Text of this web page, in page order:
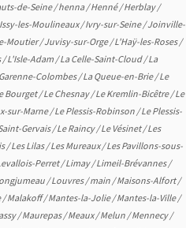
de-Seine/henna/Henné/Herblay/
les-Moulineaux/Ivry-sur-Seine/Joinville-
Moutier/Juvisy-sur-Orge/L'Haÿ-les-Roses/
/L'Isle-Adam /La Celle-Saint-Cloud/La
Colombes/La Queue-en-Brie/Le
Bourget/Le Chesnay/Le Kremlin-Bicêtre/Le
sur-Marne/Le Plessis-Robinson /Le Plessis-
Gervais/Le Raincy/Le Vésinet/Les
/Les Lilas/Les Mureaux/Les Pavillons-sous-
Perret/Limay/Limeil-Brévannes/
/Louvres/main /Maisons-Alfort/
/Malakoff/Mantes-la-Jolie/Mantes-la-Ville/
/Maurepas/Meaux/Melun /Mennecy/